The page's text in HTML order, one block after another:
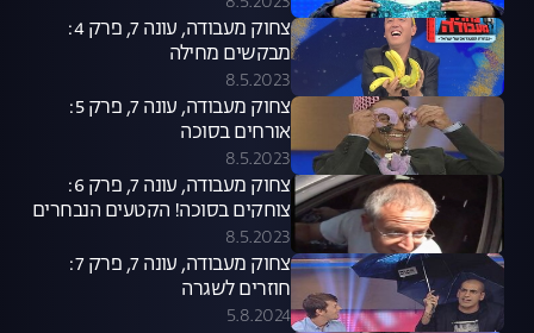
צחוק מעבודה, עונה 7, פרק 4:
מבקשים מחילה
8.5.2023
צחוק מעבודה, עונה 7, פרק 5:
אורחים בסוכה
8.5.2023
צחוק מעבודה, עונה 7, פרק 6:
צוחקים בסוכה! הקטעים הנבחרים
8.5.2023
צחוק מעבודה, עונה 7, פרק 7:
חוזרים לשגרה
5.8.2024